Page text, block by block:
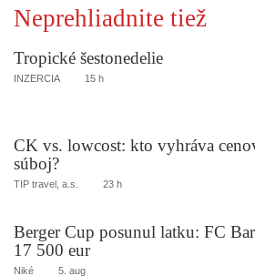
Neprehliadnite tiež
Tropické šestonedelie
INZERCIA 15 h
CK vs. lowcost: kto vyhráva
súboj?
TIP travel, a.s. 23 h
Berger Cup posunul latku: FC
17 500 eur
Niké 5. aug